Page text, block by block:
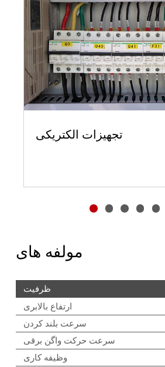
تجهیزات الکتریکی
مولفه های
ظرفیت
ارتفاع بالابری
سرعت بلند کردن
سرعت حرکت واگن برقی
وظیفه کاری